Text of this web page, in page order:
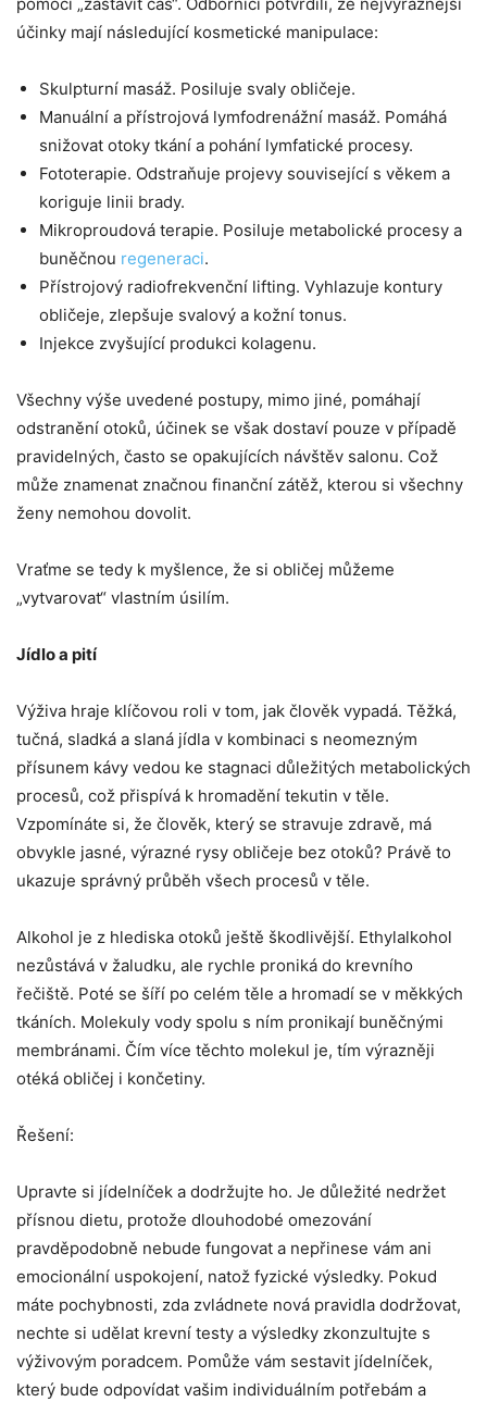
účinky mají následující kosmetické manipulace:
Skulpturní masáž. Posiluje svaly obličeje.
Manuální a přístrojová lymfodrenážní masáž. Pomáhá
snižovat otoky tkání a pohání lymfatické procesy.
Fototerapie. Odstraňuje projevy související s věkem a
koriguje linii brady.
Mikroproudová terapie. Posiluje metabolické procesy a
buněčnou regeneraci.
Přístrojový radiofrekvenční lifting. Vyhlazuje kontury
obličeje, zlepšuje svalový a kožní tonus.
Injekce zvyšující produkci kolagenu.
Všechny výše uvedené postupy, mimo jiné, pomáhají
odstranění otoků, účinek se však dostaví pouze v případě
pravidelných, často se opakujících návštěv salonu. Což
může znamenat značnou finanční zátěž, kterou si všechny
ženy nemohou dovolit.
Vraťme se tedy k myšlence, že si obličej můžeme
„vytvarovat“ vlastním úsilím.
Jídlo a pití
Výživa hraje klíčovou roli v tom, jak člověk vypadá. Těžká,
tučná, sladká a slaná jídla v kombinaci s neomezným
přísunem kávy vedou ke stagnaci důležitých metabolických
procesů, což přispívá k hromadění tekutin v těle.
Vzpomínáte si, že člověk, který se stravuje zdravě, má
obvykle jasné, výrazné rysy obličeje bez otoků? Právě to
ukazuje správný průběh všech procesů v těle.
Alkohol je z hlediska otoků ještě škodlivější. Ethylalkohol
nezůstává v žaludku, ale rychle proniká do krevního
řečiště. Poté se šíří po celém těle a hromadí se v měkkých
tkáních. Molekuly vody spolu s ním pronikají buněčnými
membránami. Čím více těchto molekul je, tím výrazněji
otéká obličej i končetiny.
Řešení:
Upravte si jídelníček a dodržujte ho. Je důležité nedržet
přísnou dietu, protože dlouhodobé omezování
pravděpodobně nebude fungovat a nepřinese vám ani
emocionální uspokojení, natož fyzické výsledky. Pokud
máte pochybnosti, zda zvládnete nová pravidla dodržovat,
nechte si udělat krevní testy a výsledky zkonzultujte s
výživovým poradcem. Pomůže vám sestavit jídelníček,
který bude odpovídat vašim individuálním potřebám a